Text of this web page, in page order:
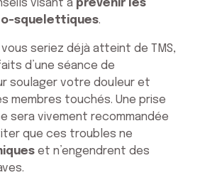
visant à prévenir les
squelettiques.
seriez déjà atteint de TMS,
d’une séance de
soulager votre douleur et
membres touchés. Une prise
sera vivement recommandée
que ces troubles ne
et n’engendrent des